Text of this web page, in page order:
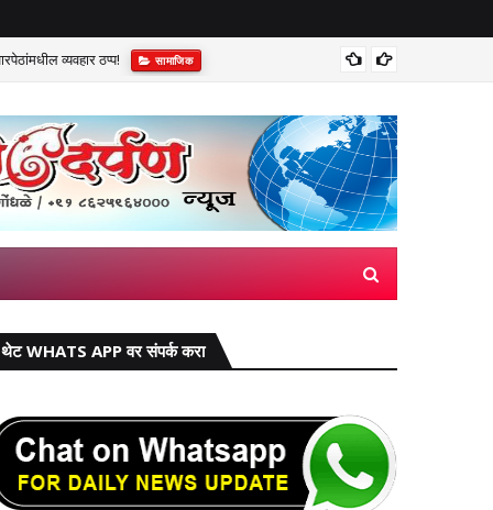
व्यवहार ठप्प!​ सामाजिक
थेट WHATS APP वर संपर्क करा